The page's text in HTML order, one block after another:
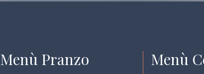
Menù Pranzo Menù